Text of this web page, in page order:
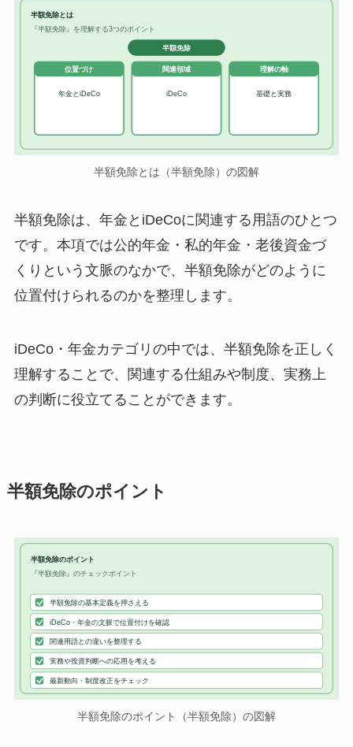
半額免除とは
『半額免除』を理解する3つのポイント
半額免除
位置づけ
年金とiDeCo
関連領域
iDeCo
理解の軸
基礎と実務
半額免除とは（半額免除）の図解
半額免除は、年金とiDeCoに関連する用語のひとつ
です。本項では公的年金・私的年金・老後資金づ
くりという文脈のなかで、半額免除がどのように
位置付けられるのかを整理します。
iDeCo・年金カテゴリの中では、半額免除を正しく
理解することで、関連する仕組みや制度、実務上
の判断に役立てることができます。
半額免除のポイント
半額免除のポイント
『半額免除』のチェックポイント
半額免除の基本定義を押さえる
iDeCo・年金の文脈で位置付けを確認
関連用語との違いを整理する
実務や投資判断への応用を考える
最新動向・制度改正をチェック
半額免除のポイント（半額免除）の図解